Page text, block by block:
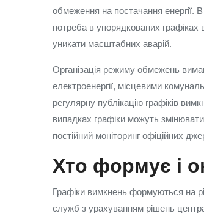
обмеження на постачання енергії.
потреба в упорядкованих
уникати масштабних аварій.
Організація режиму обмежень
електроенергії, місцевими
регулярну публікацію графіків
випадках графіки можуть
постійний моніторинг офіційних
Хто формує і
Графіки вимкнень формуються на
служб з урахуванням рішень